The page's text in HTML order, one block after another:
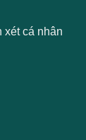
xét cá nhân